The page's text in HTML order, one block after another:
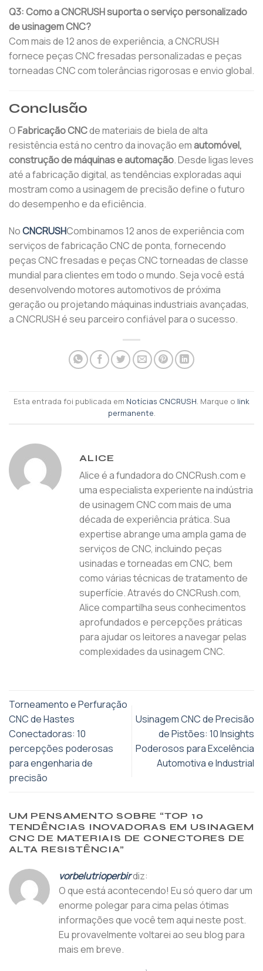
Q3: Como a CNCRUSH suporta o serviço personalizado
de usinagem CNC?
Com mais de 12 anos de experiência, a CNCRUSH
fornece peças CNC fresadas personalizadas e peças
torneadas CNC com tolerâncias rigorosas e envio global.
Conclusão
OFabricação CNCde materiais de biela de alta
resistência está no centro da inovação em automóvel,
construção de máquinas e automação. Desde ligas leves
até a fabricação digital, as tendências exploradas aqui
mostram como a usinagem de precisão define o futuro
do desempenho e da eficiência.
NoCNCRUSHCombinamos 12 anos de experiência com
serviços de fabricação CNC de ponta, fornecendo
peças CNC fresadas e peças CNC torneadas de classe
mundial para clientes em todo o mundo. Seja você está
desenvolvendo motores automotivos de próxima
geração ou projetando máquinas industriais avançadas,
a CNCRUSH é seu parceiro confiável para o sucesso.
Esta entrada foi publicada em Notícias CNCRUSH. Marque o link
permanente.
ALICE
Alice é a fundadora do CNCRush.com e
uma especialista experiente na indústria
de usinagem CNC com mais de uma
década de experiência prática. Sua
expertise abrange uma ampla gama de
serviços de CNC, incluindo peças
usinadas e torneadas em CNC, bem
como várias técnicas de tratamento de
superfície. Através do CNCRush.com,
Alice compartilha seus conhecimentos
aprofundados e percepções práticas
para ajudar os leitores a navegar pelas
complexidades da usinagem CNC.
Torneamento e Perfuração
CNC de Hastes
Conectadoras: 10
percepções poderosas
para engenharia de
precisão
Usinagem CNC de Precisão
de Pistões: 10 Insights
Poderosos para Excelência
Automotiva e Industrial
UM PENSAMENTO SOBRE “TOP 10
TENDÊNCIAS INOVADORAS EM USINAGEM
CNC DE MATERIAIS DE CONECTORES DE
ALTA RESISTÊNCIA”
vorbelutrioperbirdiz:
O que está acontecendo! Eu só quero dar um
enorme polegar para cima pelas ótimas
informações que você tem aqui neste post.
Eu provavelmente voltarei ao seu blog para
mais em breve.